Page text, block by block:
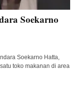
Soekarno
Soekarno Hatta,
toko makanan di area